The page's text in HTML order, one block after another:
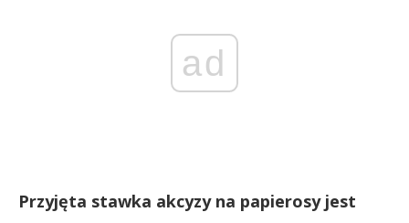
ad
Przyjęta stawka akcyzy na papierosy jest